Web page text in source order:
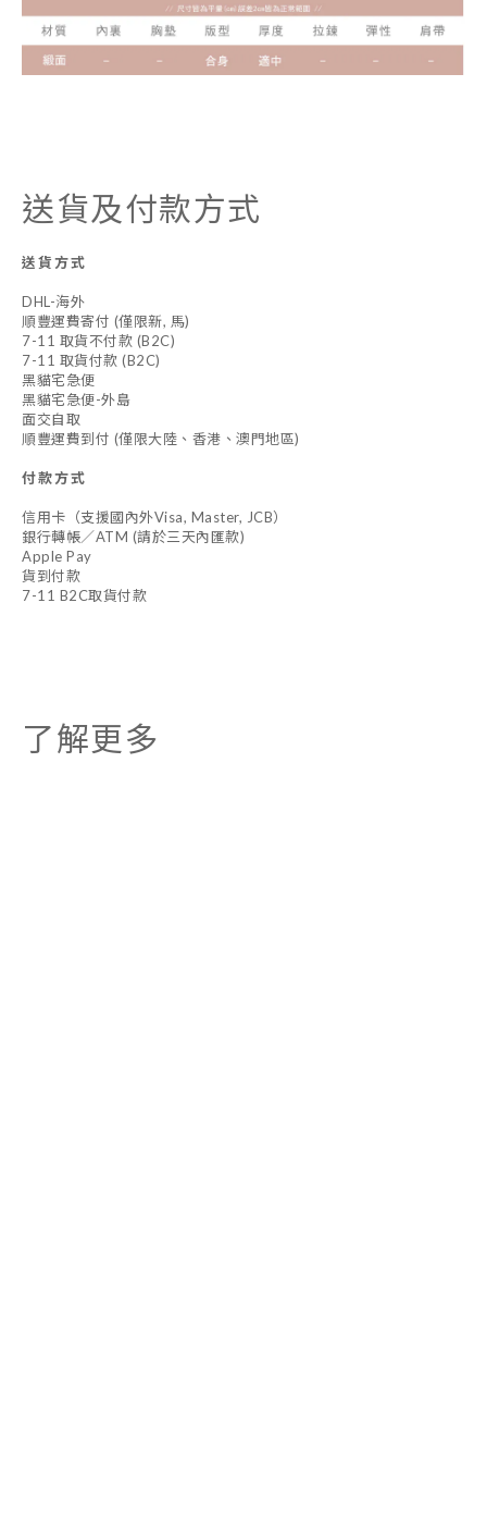
送貨及付款方式
送貨方式
DHL-海外
順豐運費寄付 (僅限新, 馬)
7-11 取貨不付款 (B2C)
7-11 取貨付款 (B2C)
黑貓宅急便
黑貓宅急便-外島
面交自取
順豐運費到付 (僅限大陸、香港、澳門地區)
付款方式
信用卡（支援國內外Visa, Master, JCB）
銀行轉帳／ATM (請於三天內匯款)
Apple Pay
貨到付款
7-11 B2C取貨付款
了解更多